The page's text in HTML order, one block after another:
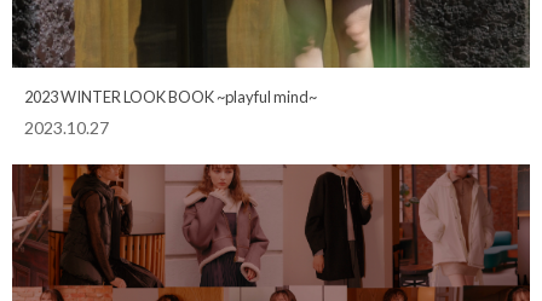
2023 WINTER LOOK BOOK ~playful mind~
2023.10.27